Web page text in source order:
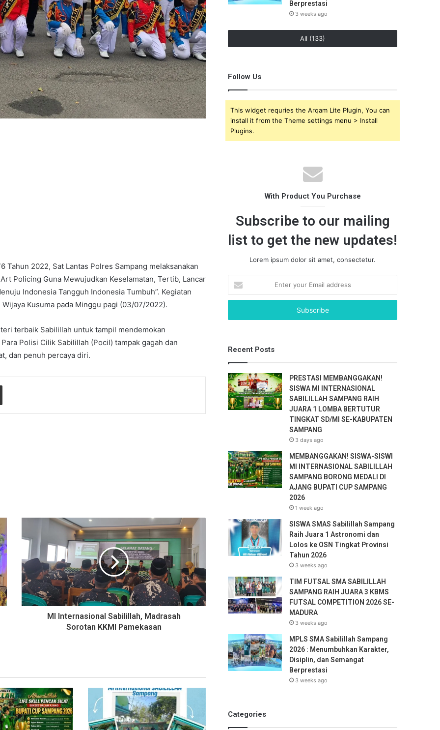
Tahun 2022, Sat Lantas Polres Sampang melaksanakan
Policing Guna Mewujudkan Keselamatan, Tertib, Lancar
Indonesia Tangguh Indonesia Tumbuh”. Kegiatan
Kusuma pada Minggu pagi (03/07/2022).
terbaik Sabilillah untuk tampil mendemokan
Polisi Cilik Sabilillah (Pocil) tampak gagah dan
dan penuh percaya diri.
MI Internasional Sabilillah, Madrasah
Sorotan KKMI Pamekasan
Berprestasi
3 weeks ago
All (133)
Follow Us
This widget requries the Arqam Lite Plugin, You can
install it from the Theme settings menu > Install
Plugins.
With Product You Purchase
Subscribe to our mailing
list to get the new updates!
Lorem ipsum dolor sit amet, consectetur.
t
r
u
r
E
m
a
i
r
e
s
s
Recent Posts
PRESTASI MEMBANGGAKAN!
SISWA MI INTERNASIONAL
SABILILLAH SAMPANG RAIH
JUARA 1 LOMBA BERTUTUR
TINGKAT SD/MI SE-KABUPATEN
SAMPANG
3 days ago
MEMBANGGAKAN! SISWA-SISWI
MI INTERNASIONAL SABILILLAH
SAMPANG BORONG MEDALI DI
AJANG BUPATI CUP SAMPANG
2026
1 week ago
SISWA SMAS Sabilillah Sampang
Raih Juara 1 Astronomi dan
Lolos ke OSN Tingkat Provinsi
Tahun 2026
3 weeks ago
TIM FUTSAL SMA SABILILLAH
SAMPANG RAIH JUARA 3 KBMS
FUTSAL COMPETITION 2026 SE-
MADURA
3 weeks ago
MPLS SMA Sabilillah Sampang
2026 : Menumbuhkan Karakter,
Disiplin, dan Semangat
Berprestasi
3 weeks ago
Categories